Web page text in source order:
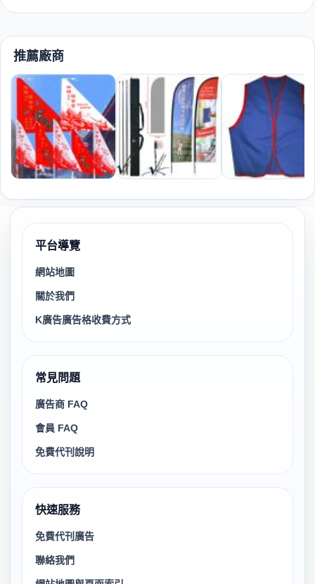
推薦廠商
平台導覽
網站地圖
關於我們
K廣告廣告格收費方式
常見問題
廣告商 FAQ
會員 FAQ
免費代刊說明
快速服務
免費代刊廣告
聯絡我們